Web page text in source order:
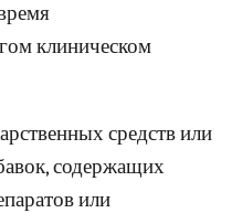
клиническом
средств или
содержащих
или